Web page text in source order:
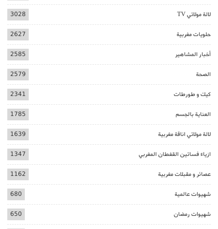
لالة مولاتي TV 3028
حلويات مغربية 2627
أخبار المشاهير 2585
الصحة 2579
كيك و طورطات 2341
العناية بالجسم 1785
لالة مولاتي اناقة مغربية 1639
ازياء فساتين القفطان المغربي 1347
عصائر و مقبلات مغربية 1162
شهيوات عالمية 680
شهيوات رمضان 650